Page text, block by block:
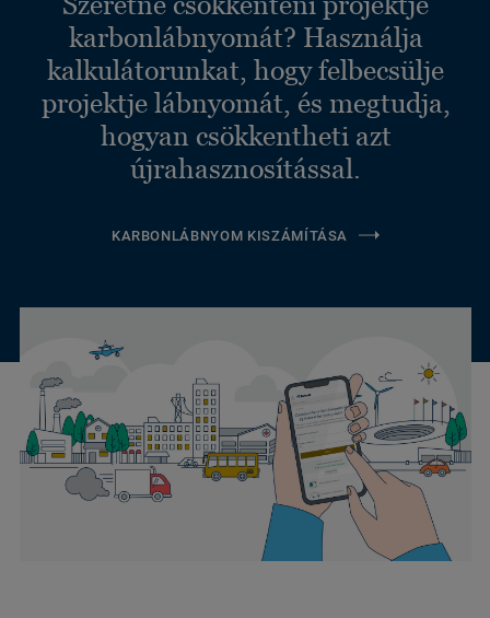
karbonlábnyomát? Használja
kalkulátorunkat, hogy felbecsülje
projektje lábnyomát, és megtudja,
hogyan csökkentheti azt
újrahasznosítással.
KARBONLÁBNYOM KISZÁMÍTÁSA